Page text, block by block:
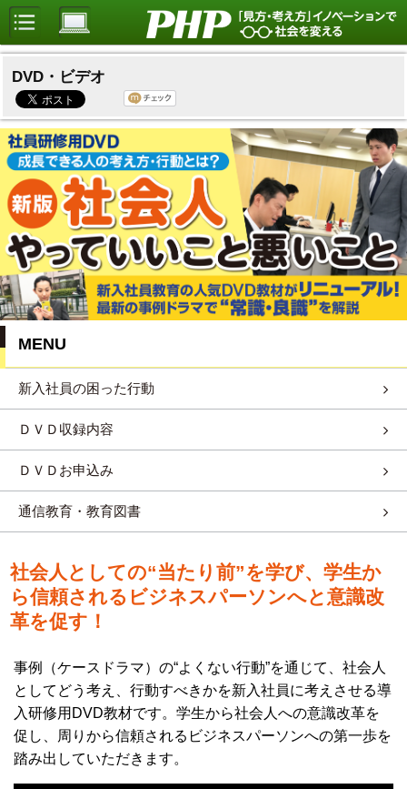
DVD・ビデオ
MENU
新入社員の困った行動
ＤＶＤ収録内容
ＤＶＤお申込み
通信教育・教育図書
社会人としての“当たり前”を学び、学生か
ら信頼されるビジネスパーソンへと意識改
革を促す！
事例（ケースドラマ）の“よくない行動”を通じて、社会人
としてどう考え、行動すべきかを新入社員に考えさせる導
入研修用DVD教材です。学生から社会人への意識改革を
促し、周りから信頼されるビジネスパーソンへの第一歩を
踏み出していただきます。